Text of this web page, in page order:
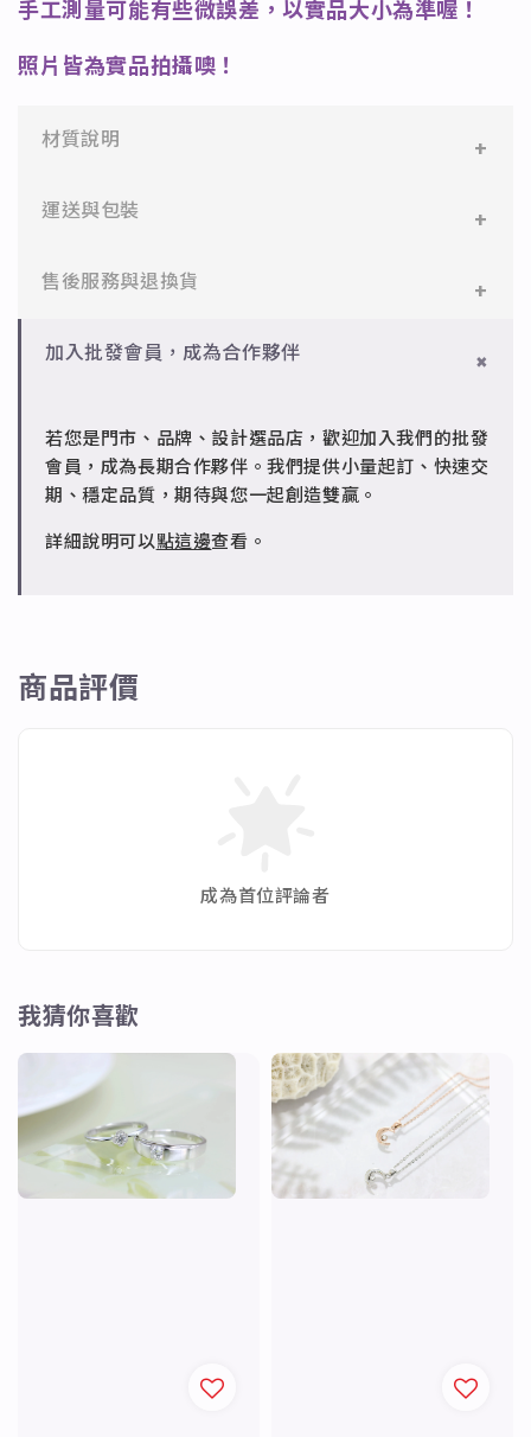
手工測量可能有些微誤差，以實品大小為準喔！
照片皆為實品拍攝噢！
材質說明
✻ 316L不鏽鋼
✻ 925純銀
設計。
運送與包裝
一般會員：一件即享免運與精美包裝，超商取貨或宅配
批發會員：達門檻享免運優惠，出貨時間約為2個工作
售後服務與退換貨
✻ 一般會員
✻ 批發會員
請聯繫 LINE 客服 @jfq1926j 協助處理。
加入批發會員，成為合作夥伴
若您是門市、品牌、設計選品店，歡迎加入我們的批發
會員，成為長期合作夥伴。我們提供小量起訂、快速交
期、穩定品質，期待與您一起創造雙贏。
詳細說明可以點這邊查看。
商品評價
成為首位評論者
我猜你喜歡